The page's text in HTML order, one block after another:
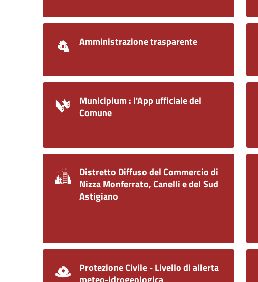
Amministrazione trasparente
Municipium : l'App ufficiale del
Comune
Distretto Diffuso del Commercio di
Nizza Monferrato, Canelli e del Sud
Astigiano
Protezione Civile - Livello di allerta